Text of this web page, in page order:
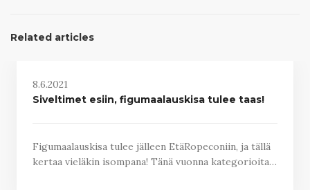
Related articles
8.6.2021
Siveltimet esiin, figumaalauskisa tulee taas!
Figumaalauskisa tulee jälleen EtäRopeconiin, ja tällä
kertaa vieläkin isompana! Tänä vuonna kategorioita…